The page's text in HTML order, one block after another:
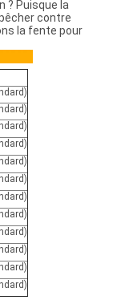
? Puisque la
contre
la fente pour